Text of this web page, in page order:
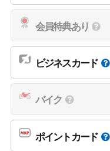
会員特典あり
ビジネスカード
バイク
ポイントカード